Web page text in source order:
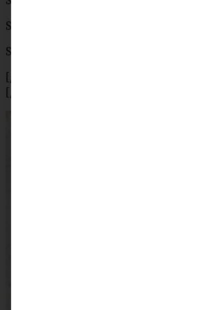
Schokoraspel
Sprinkles
[/tab]
[/tabs]